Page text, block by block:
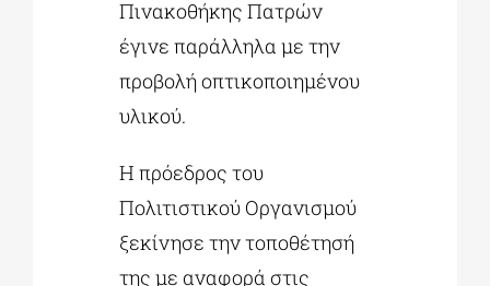
Πινακοθήκης Πατρών
έγινε παράλληλα με την
προβολή οπτικοποιημένου
υλικού.
Η πρόεδρος του
Πολιτιστικού Οργανισμού
ξεκίνησε την τοποθέτησή
της με αναφορά στις